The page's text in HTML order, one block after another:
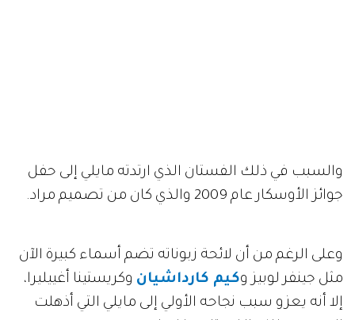
والسبب في ذلك الفستان الذي ارتدته مايلي إلى حفل
جوائز الأوسكار عام 2009 والذي كان من تصميم مراد.
وعلى الرغم من أن لائحة زبوناته تضم أسماء كبيرة الآن
مثل جينفر لوبيز وكيم كارداشيان وكريستينا أغييليرا،
إلا أنه يعزو سبب نجاحه الأولي إلى مايلي التي أذهلت